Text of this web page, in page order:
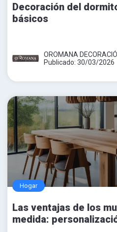
Decoración del
básicos
OROMANA
Publicado: 30/03/2026
Hogar
Las ventajas de los
medida: